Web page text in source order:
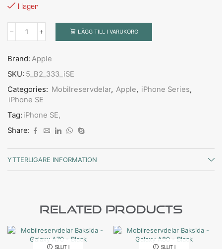
I lager
LÄGG TILL I VARUKORG
Brand: Apple
SKU: 5_B2_333_iSE
Categories: Mobilreservdelar, Apple, iPhone Series,
iPhone SE
Tag: iPhone SE,
Share:
YTTERLIGARE INFORMATION
Related Products
SLUT I SLUT I